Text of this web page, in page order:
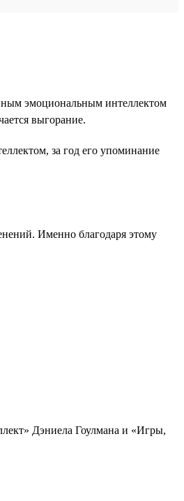
эмоциональным интеллектом
выгорание.
за год его упоминание
Именно благодаря этому
Дэниела Гоулмана и «Игры,